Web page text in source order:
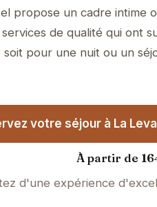
propose un cadre intime
de qualité qui ont
soit pour une nuit ou un
votre séjour à La
À partir de
d'une expérience